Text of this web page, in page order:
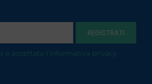
e accettato l’informativa privacy